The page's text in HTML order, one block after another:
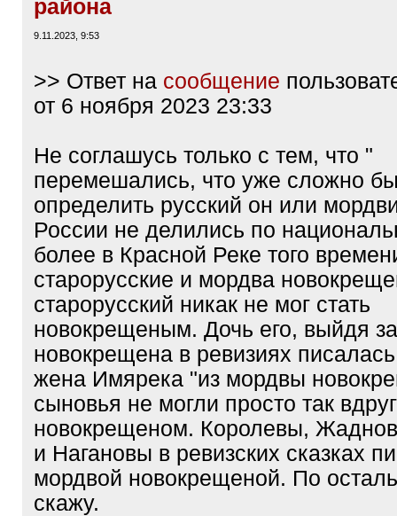
района
9.11.2023, 9:53
>> Ответ на сообщение
от 6 ноября 2023 23:33
Не соглашусь только с тем, что "
перемешались, что уже сложно
определить русский он или
России не делились по
более в Красной Реке того
старорусские и мордва
старорусский никак не мог стать
новокрещеным. Дочь его, выйдя
новокрещена в ревизиях
жена Имярека "из мордвы
сыновья не могли просто так
новокрещеном. Королевы,
и Нагановы в ревизских сказках
мордвой новокрещеной. По
скажу.